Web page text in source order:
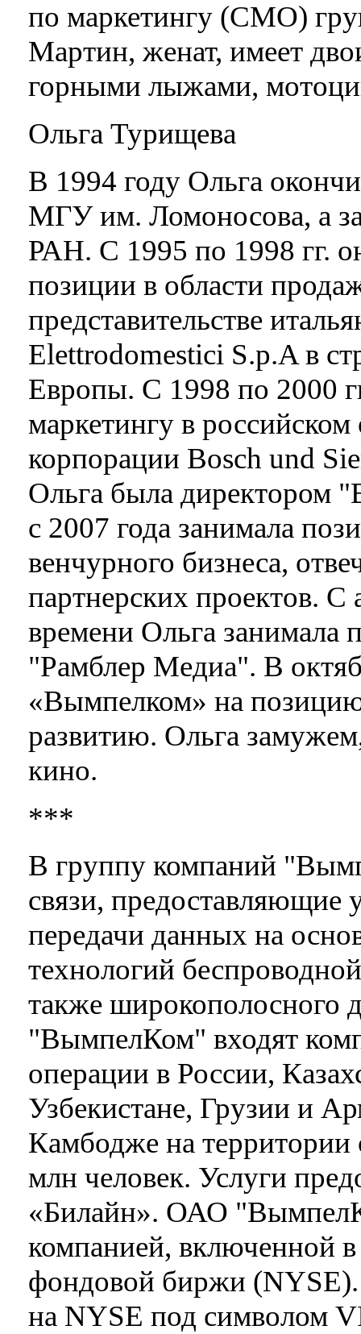
по маркетингу (CMO)
Мартин, женат, имеет
горными лыжами,
Ольга Турищева
В 1994 году Ольга
МГУ им. Ломоносова, а
РАН. С 1995 по 1998 гг.
позиции в области
представительстве
Elettrodomestici S.p.A в
Европы. С 1998 по 2000
маркетингу в
корпорации Bosch und
Ольга была директором
с 2007 года занимала
венчурного бизнеса,
партнерских проектов. С
времени Ольга занимала
"Рамблер Медиа". В
«Вымпелком» на
развитию. Ольга
кино.
***
В группу компаний
связи, предоставляющие
передачи данных на
технологий
также широкополосного
"ВымпелКом" входят
операции в России,
Узбекистане, Грузии и
Камбодже на
млн человек. Услуги
«Билайн». ОАО
компанией, включенной
фондовой биржи
на NYSE под символом